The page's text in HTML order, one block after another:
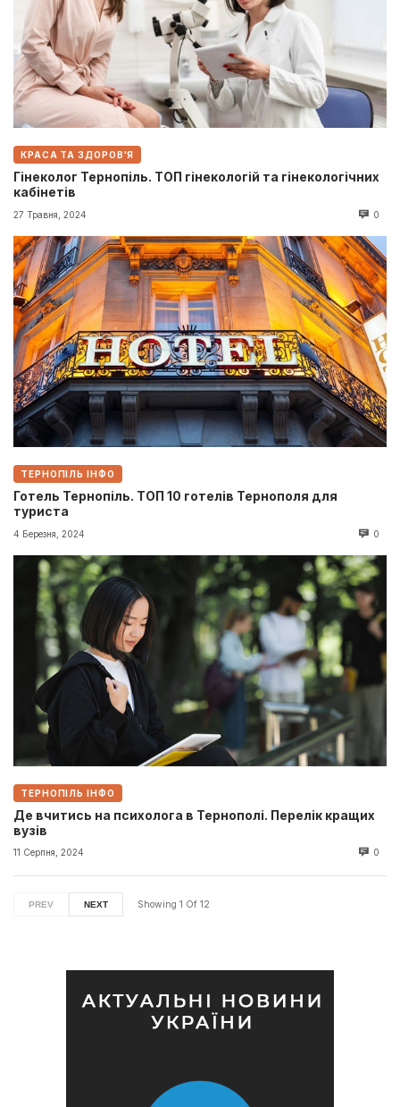
КРАСА ТА ЗДОРОВ'Я
Гінеколог Тернопіль. ТОП гінекологій та гінекологічних
кабінетів
27 Травня, 2024 0
ТЕРНОПІЛЬ ІНФО
Готель Тернопіль. ТОП 10 готелів Тернополя для
туриста
4 Березня, 2024 0
ТЕРНОПІЛЬ ІНФО
Де вчитись на психолога в Тернополі. Перелік кращих
вузів
11 Серпня, 2024 0
PREV NEXT Showing 1 Of 12